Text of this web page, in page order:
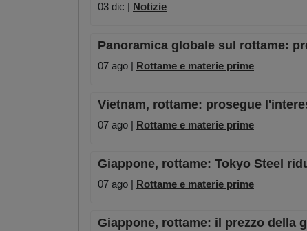
03 dic | Notizie
Panoramica globale sul rottame:
07 ago | Rottame e materie prime
Vietnam, rottame: prosegue
07 ago | Rottame e materie prime
Giappone, rottame: Tokyo Steel
07 ago | Rottame e materie prime
Giappone, rottame: il prezzo della